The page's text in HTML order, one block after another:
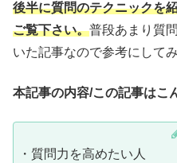
後半に質問のテクニックを
ご覧下さい。普段あまり質
いた記事なので参考にして
本記事の内容/この記事はこ
・質問力を高めたい人